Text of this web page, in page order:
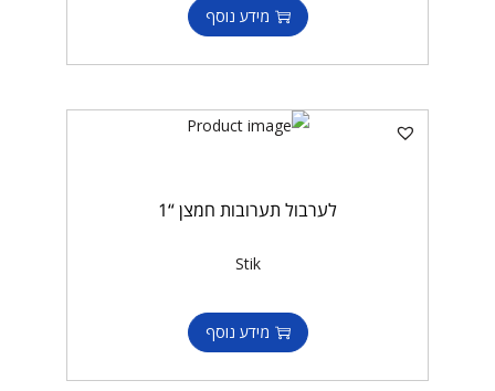
מידע נוסף
לערבול תערובות חמצן “1
Stik
מידע נוסף